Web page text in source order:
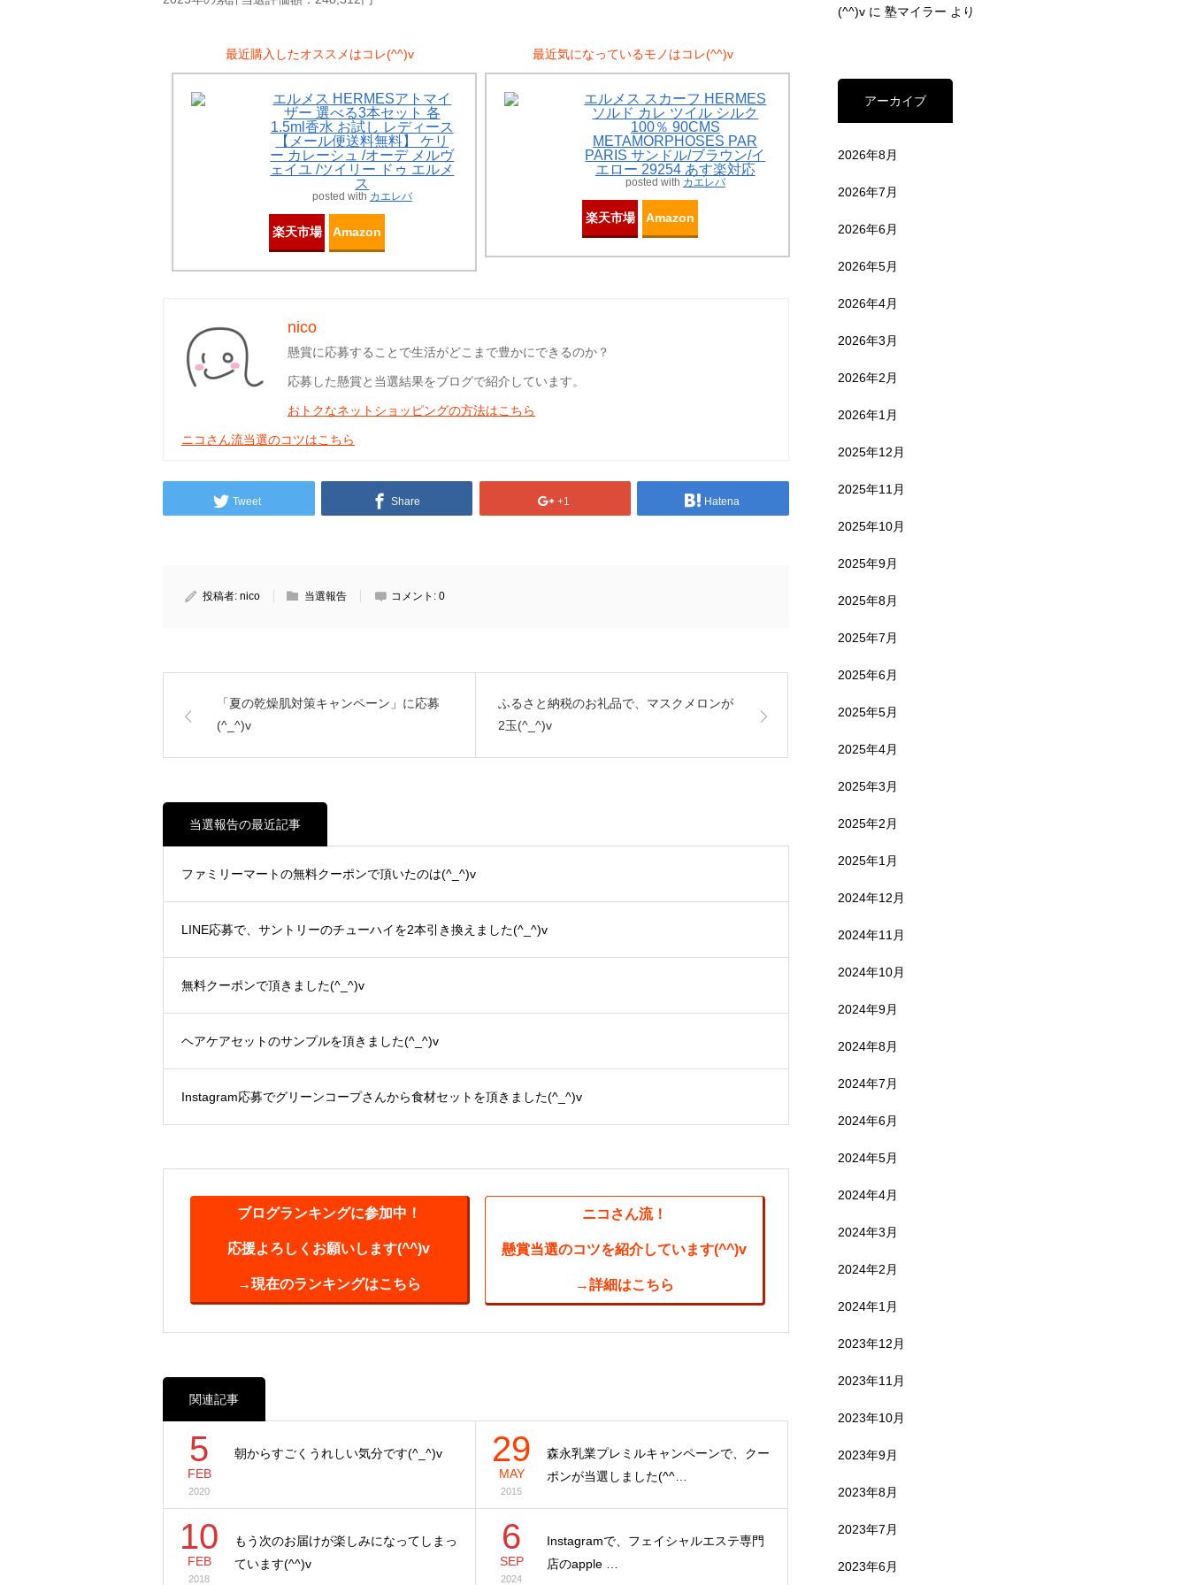
最近購入したオススメはコレ(^^)v
エルメス HERMESアトマイ
ザー 選べる3本セット 各
1.5ml香水 お試し レディース
【メール便送料無料】 ケリ
ー カレーシュ /オーデ メルヴ
ェイユ /ツイリー ドゥ エルメ
ス
posted with カエレバ
楽天市場 Amazon
最近気になっているモノはコレ(^^)v
エルメス スカーフ HERMES
ソルド カレ ツイル シルク
100％ 90CMS
METAMORPHOSES PAR
PARIS サンドル/ブラウン/イ
エロー 29254 あす楽対応
posted with カエレバ
楽天市場 Amazon
nico
懸賞に応募することで生活がどこまで豊かにできるのか？
応募した懸賞と当選結果をブログで紹介しています。
おトクなネットショッピングの方法はこちら
ニコさん流当選のコツはこちら
Tweet Share +1 Hatena
投稿者: nico 当選報告 コメント: 0
「夏の乾燥肌対策キャンペーン」に応募
(^_^)v
ふるさと納税のお礼品で、マスクメロンが
2玉(^_^)v
当選報告の最近記事
ファミリーマートの無料クーポンで頂いたのは(^_^)v
LINE応募で、サントリーのチューハイを2本引き換えました(^_^)v
無料クーポンで頂きました(^_^)v
ヘアケアセットのサンプルを頂きました(^_^)v
Instagram応募でグリーンコープさんから食材セットを頂きました(^_^)v
ブログランキングに参加中！
応援よろしくお願いします(^^)v
→現在のランキングはこちら
ニコさん流！
懸賞当選のコツを紹介しています(^^)v
→詳細はこちら
関連記事
5
FEB
2020
朝からすごくうれしい気分です(^_^)v 29
MAY
2015
森永乳業プレミルキャンペーンで、クー
ポンが当選しました(^^…
10
FEB
2018
もう次のお届けが楽しみになってしまっ
ています(^^)v
6
SEP
2024
Instagramで、フェイシャルエステ専門
店のapple …
(^^)v に 塾マイラー より
アーカイブ
2026年8月
2026年7月
2026年6月
2026年5月
2026年4月
2026年3月
2026年2月
2026年1月
2025年12月
2025年11月
2025年10月
2025年9月
2025年8月
2025年7月
2025年6月
2025年5月
2025年4月
2025年3月
2025年2月
2025年1月
2024年12月
2024年11月
2024年10月
2024年9月
2024年8月
2024年7月
2024年6月
2024年5月
2024年4月
2024年3月
2024年2月
2024年1月
2023年12月
2023年11月
2023年10月
2023年9月
2023年8月
2023年7月
2023年6月